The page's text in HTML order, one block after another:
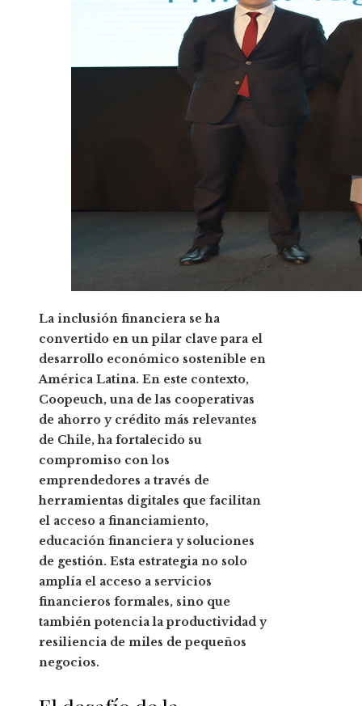
La inclusión financiera se ha
convertido en un pilar clave para el
desarrollo económico sostenible en
América Latina. En este contexto,
Coopeuch, una de las cooperativas
de ahorro y crédito más relevantes
de Chile, ha fortalecido su
compromiso con los
emprendedores a través de
herramientas digitales que facilitan
el acceso a financiamiento,
educación financiera y soluciones
de gestión. Esta estrategia no solo
amplía el acceso a servicios
financieros formales, sino que
también potencia la productividad y
resiliencia de miles de pequeños
negocios.